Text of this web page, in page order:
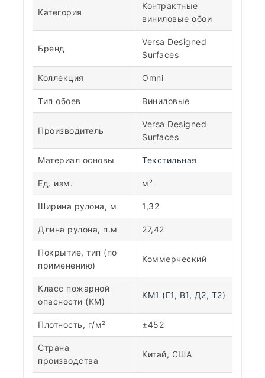
Категория
Контрактные
виниловые обои
Бренд
Versa Designed
Surfaces
Коллекция Omni
Тип обоев Виниловые
Производитель
Versa Designed
Surfaces
Материал основы Текстильная
Ед. изм. м²
Ширина рулона, м 1,32
Длина рулона, п.м 27,42
Покрытие, тип (по
применению)
Коммерческий
Класс пожарной
опасности (КМ)
КМ1 (Г1, В1, Д2, Т2)
Плотность, г/м² ±452
Страна
производства
Китай, США